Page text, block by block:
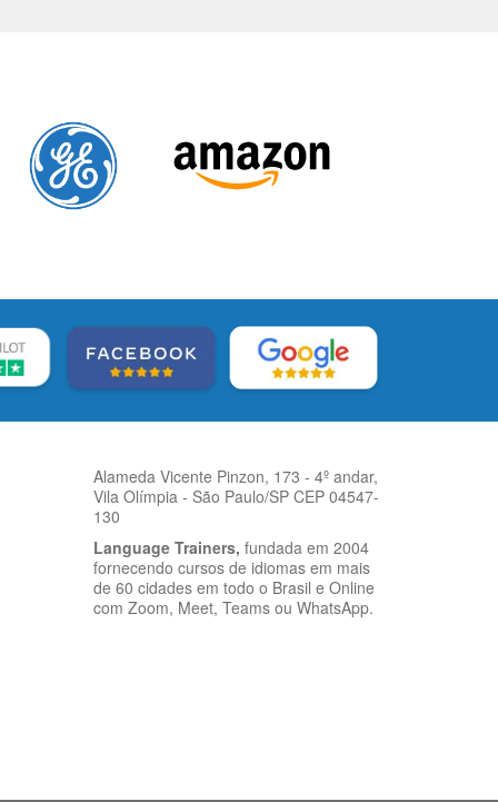
Alameda Vicente Pinzon, 173 - 4º andar,
Vila Olímpia - São Paulo/SP CEP 04547-
130
Language Trainers, fundada em 2004
fornecendo cursos de idiomas em mais
de 60 cidades em todo o Brasil e Online
com Zoom, Meet, Teams ou WhatsApp.